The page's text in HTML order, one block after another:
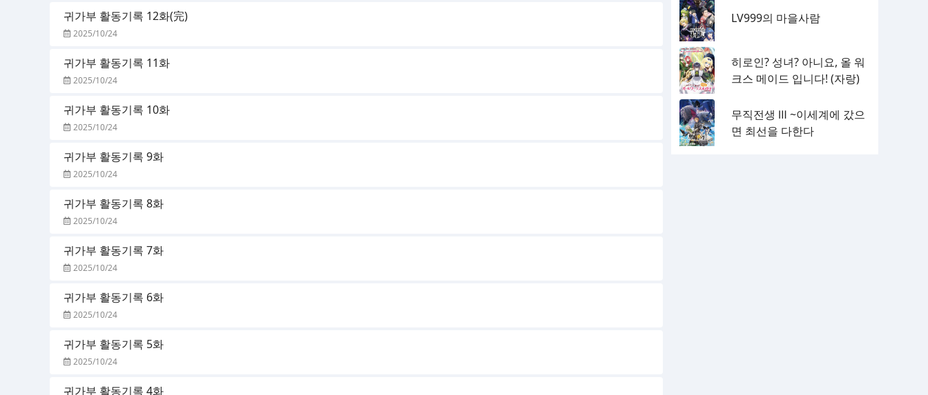
귀가부 활동기록 12화(完)
2025/10/24
귀가부 활동기록 11화
2025/10/24
귀가부 활동기록 10화
2025/10/24
귀가부 활동기록 9화
2025/10/24
귀가부 활동기록 8화
2025/10/24
귀가부 활동기록 7화
2025/10/24
귀가부 활동기록 6화
2025/10/24
귀가부 활동기록 5화
2025/10/24
귀가부 활동기록 4화
LV999의 마을사람
히로인? 성녀? 아니요, 올 워
크스 메이드 입니다! (자랑)
무직전생 Ⅲ ~이세계에 갔으
면 최선을 다한다